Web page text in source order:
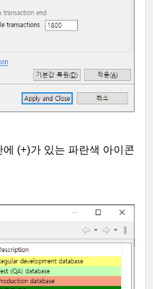
에 (+)가 있는 파란색 아이콘